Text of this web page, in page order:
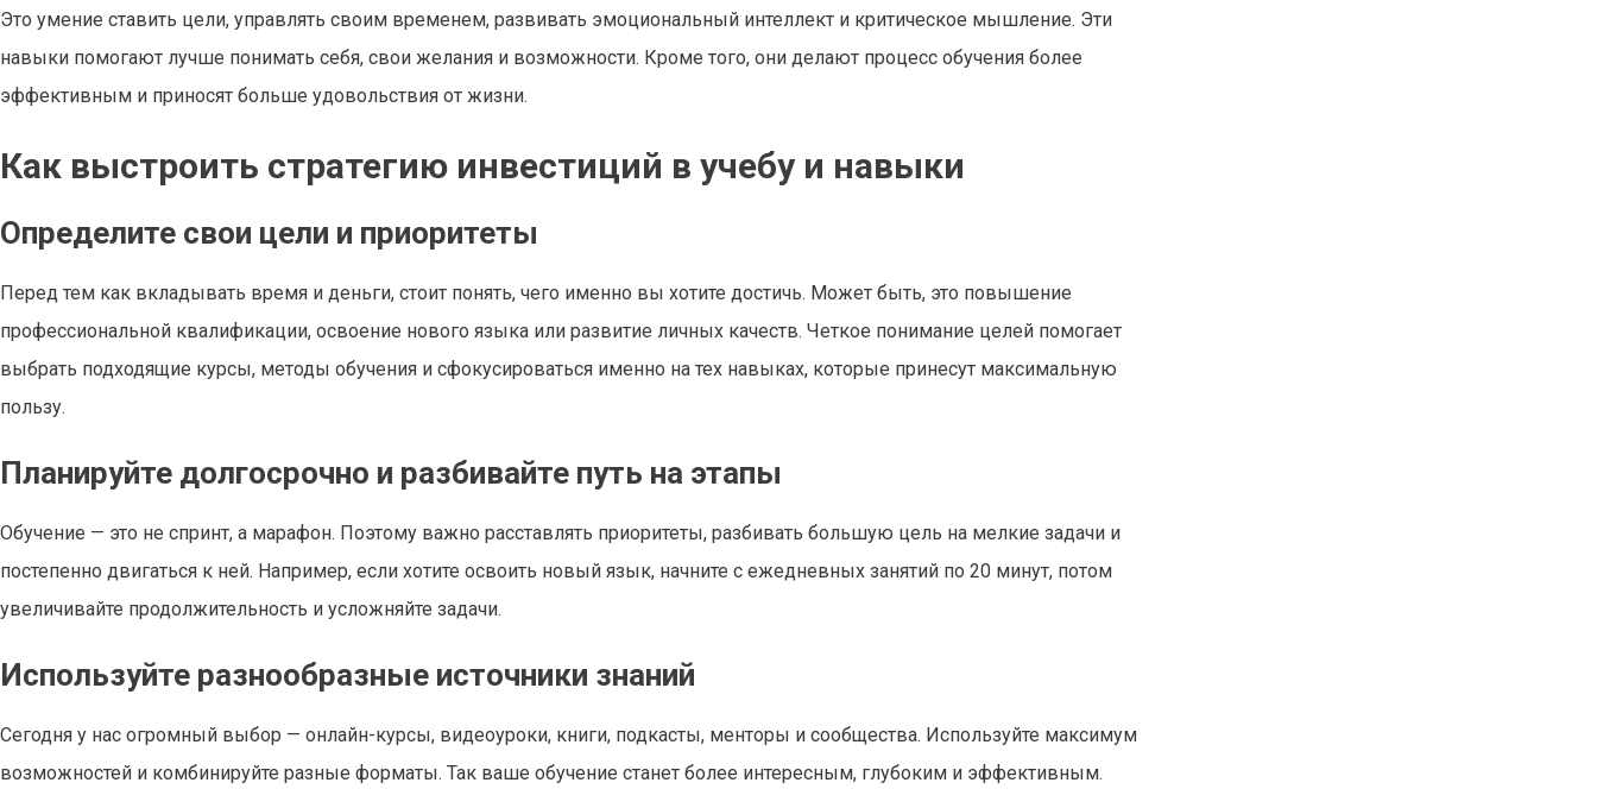
Это умение ставить цели, управлять своим временем, развивать эмоциональный интеллект и критическое мышление. Эти
навыки помогают лучше понимать себя, свои желания и возможности. Кроме того, они делают процесс обучения более
эффективным и приносят больше удовольствия от жизни.
Как выстроить стратегию инвестиций в учебу и навыки
Определите свои цели и приоритеты
Перед тем как вкладывать время и деньги, стоит понять, чего именно вы хотите достичь. Может быть, это повышение
профессиональной квалификации, освоение нового языка или развитие личных качеств. Четкое понимание целей помогает
выбрать подходящие курсы, методы обучения и сфокусироваться именно на тех навыках, которые принесут максимальную
пользу.
Планируйте долгосрочно и разбивайте путь на этапы
Обучение — это не спринт, а марафон. Поэтому важно расставлять приоритеты, разбивать большую цель на мелкие задачи и
постепенно двигаться к ней. Например, если хотите освоить новый язык, начните с ежедневных занятий по 20 минут, потом
увеличивайте продолжительность и усложняйте задачи.
Используйте разнообразные источники знаний
Сегодня у нас огромный выбор — онлайн-курсы, видеоуроки, книги, подкасты, менторы и сообщества. Используйте максимум
возможностей и комбинируйте разные форматы. Так ваше обучение станет более интересным, глубоким и эффективным.